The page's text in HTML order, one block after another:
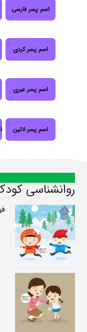
اسم پسر فارسی
اسم پسر کردی
اسم پسر عبری
اسم پسر لاتین
روانشناسی